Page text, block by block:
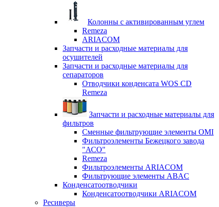
Колонны с активированным углем
Remeza
ARIACOM
Запчасти и расходные материалы для
осушителей
Запчасти и расходные материалы для
сепараторов
Отводчики конденсата WOS CD
Remeza
Запчасти и расходные материалы для
фильтров
Сменные фильтрующие элементы OMI
Фильтроэлементы Бежецкого завода
"АСО"
Remeza
Фильтроэлементы ARIACOM
Фильтрующие элементы ABAC
Конденсатоотводчики
Конденсатоотводчики ARIACOM
Ресиверы